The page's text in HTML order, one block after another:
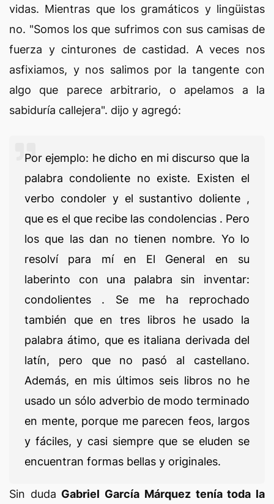
vidas. Mientras que los gramáticos y lingüistas
no. "Somos los que sufrimos con sus camisas de
fuerza y cinturones de castidad. A veces nos
asfixiamos, y nos salimos por la tangente con
algo que parece arbitrario, o apelamos a la
sabiduría callejera". dijo y agregó:
Por ejemplo: he dicho en mi discurso que la
palabra condoliente no existe. Existen el
verbo condoler y el sustantivo doliente ,
que es el que recibe las condolencias . Pero
los que las dan no tienen nombre. Yo lo
resolví para mí en El General en su
laberinto con una palabra sin inventar:
condolientes . Se me ha reprochado
también que en tres libros he usado la
palabra átimo, que es italiana derivada del
latín, pero que no pasó al castellano.
Además, en mis últimos seis libros no he
usado un sólo adverbio de modo terminado
en mente, porque me parecen feos, largos
y fáciles, y casi siempre que se eluden se
encuentran formas bellas y originales.
Sin duda Gabriel García Márquez tenía toda la